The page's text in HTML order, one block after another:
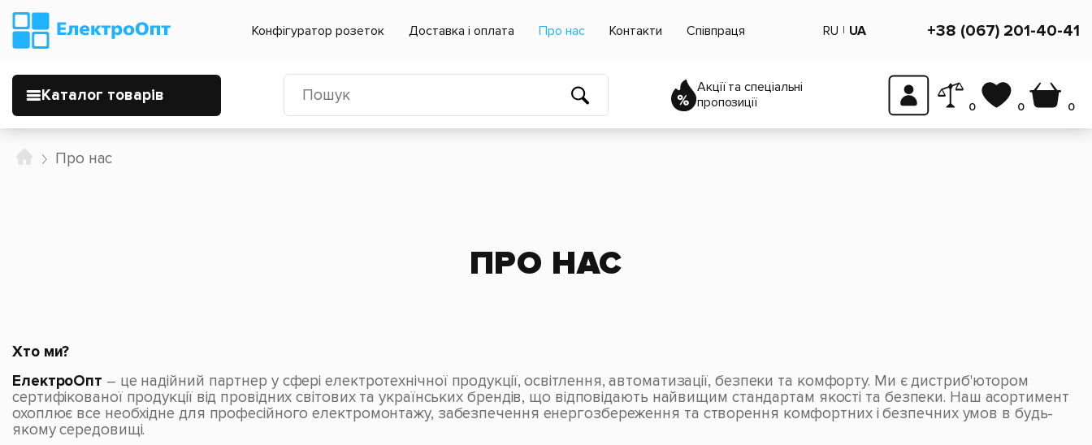
Конфігуратор розеток Доставка і оплата Про нас Контакти Співпраця RU UA +38 (067) 201-40-41
Каталог товарів
Акції та спеціальні
пропозиції
0 0 0
Про нас
ПРО НАС
Хто ми?
ЕлектроОпт – це надійний партнер у сфері електротехнічної продукції, освітлення, автоматизації, безпеки та комфорту. Ми є дистриб'ютором
сертифікованої продукції від провідних світових та українських брендів, що відповідають найвищим стандартам якості та безпеки. Наш асортимент
охоплює все необхідне для професійного електромонтажу, забезпечення енергозбереження та створення комфортних і безпечних умов в будь-
якому середовищі.